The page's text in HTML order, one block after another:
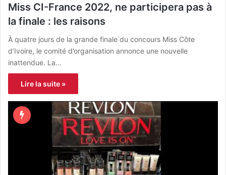
Miss CI-France 2022, ne participera pas à
la finale : les raisons
À quatre jours de la grande finale du concours Miss Côte
d’Ivoire, le comité d’organisation annonce une nouvelle
inattendue. La…
Lire la suite »